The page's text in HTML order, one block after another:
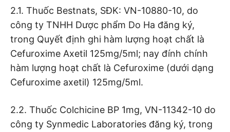
2.1. Thuốc Bestnats, SĐK: VN-10880-10, do
công ty TNHH Dược phẩm Do Ha đăng ký,
trong Quyết định ghi hàm lượng hoạt chất là
Cefuroxime Axetil 125mg/5ml; nay đính chính
hàm lượng hoạt chất là Cefuroxime (dưới dạng
Cefuroxime axetil) 125mg/5ml.
2.2. Thuốc Colchicine BP 1mg, VN-11342-10 do
công ty Synmedic Laboratories đăng ký, trong